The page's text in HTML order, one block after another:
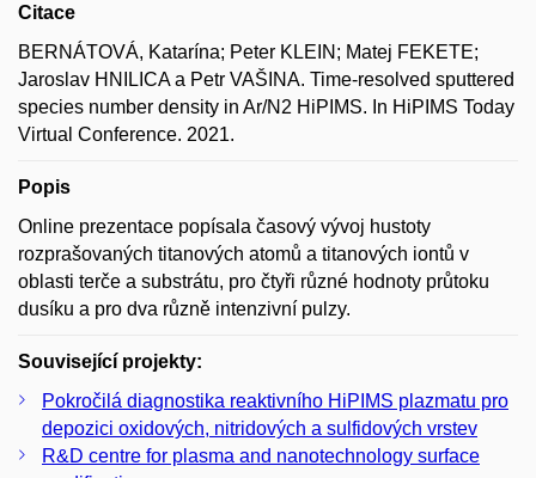
Citace
BERNÁTOVÁ, Katarína; Peter KLEIN; Matej FEKETE;
Jaroslav HNILICA a Petr VAŠINA. Time-resolved sputtered
species number density in Ar/N2 HiPIMS. In HiPIMS Today
Virtual Conference. 2021.
Popis
Online prezentace popísala časový vývoj hustoty
rozprašovaných titanových atomů a titanových iontů v
oblasti terče a substrátu, pro čtyři různé hodnoty průtoku
dusíku a pro dva různě intenzivní pulzy.
Související projekty:
Pokročilá diagnostika reaktivního HiPIMS plazmatu pro
depozici oxidových, nitridových a sulfidových vrstev
R&D centre for plasma and nanotechnology surface